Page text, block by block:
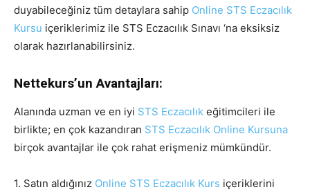
duyabileceğiniz tüm detaylara sahip Online STS Eczacılık
Kursu içeriklerimiz ile STS Eczacılık Sınavı ‘na eksiksiz
olarak hazırlanabilirsiniz.
Nettekurs’un Avantajları:
Alanında uzman ve en iyi STS Eczacılık eğitimcileri ile
birlikte; en çok kazandıran STS Eczacılık Online Kursuna
birçok avantajlar ile çok rahat erişmeniz mümkündür.
1. Satın aldığınız Online STS Eczacılık Kurs içeriklerini